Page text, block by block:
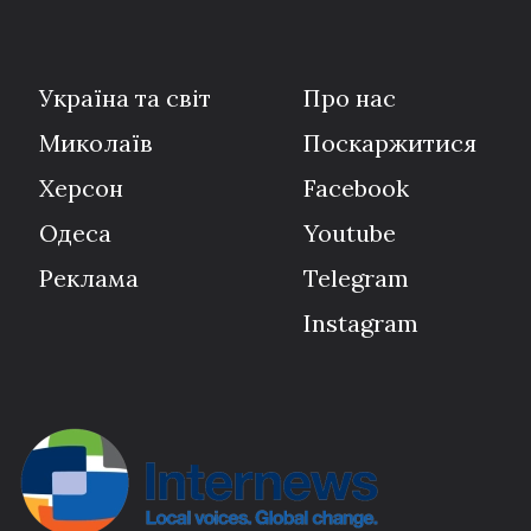
Україна та світ
Миколаїв
Херсон
Одеса
Реклама
Про нас
Поскаржитися
Facebook
Youtube
Telegram
Instagram